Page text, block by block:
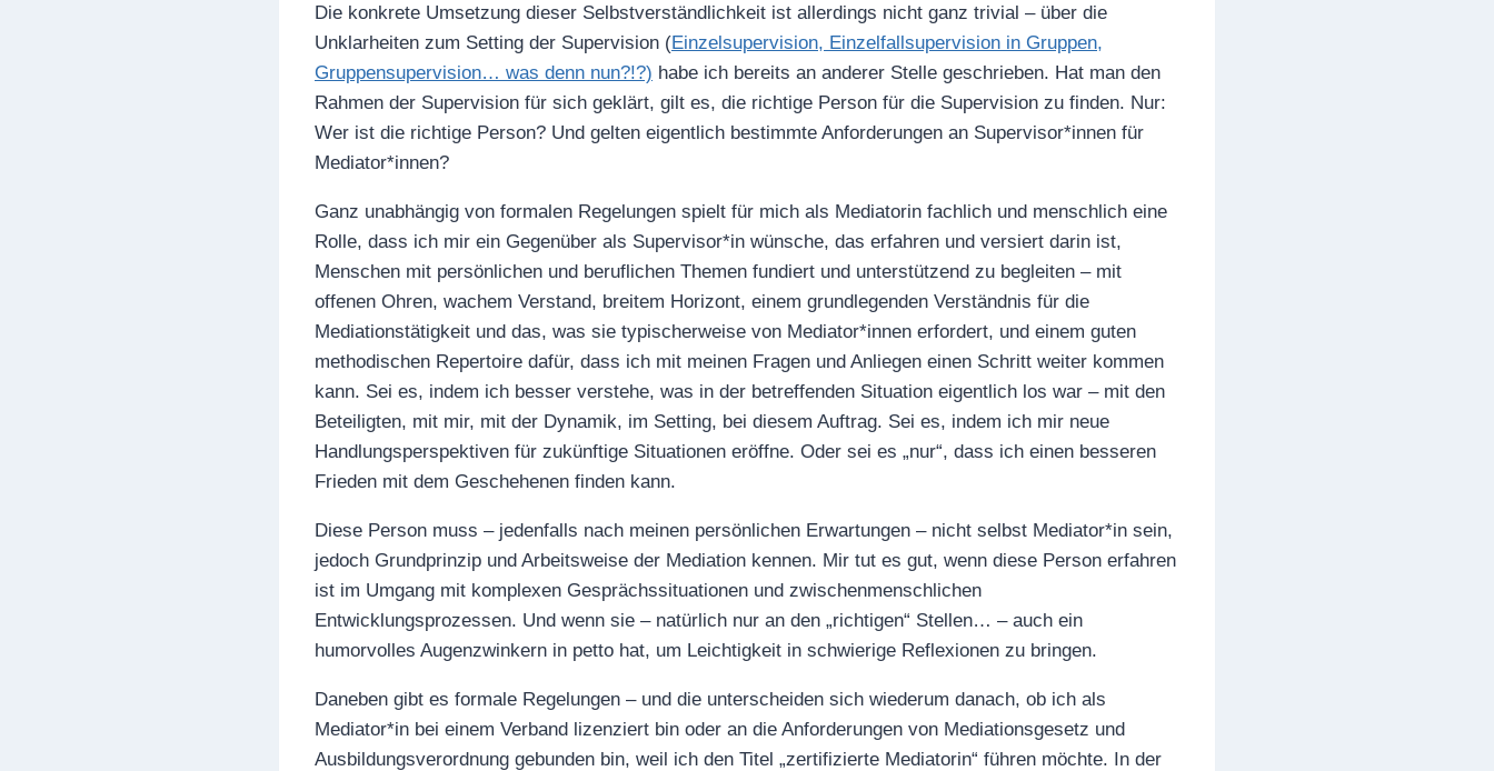
Die konkrete Umsetzung dieser Selbstverständlichkeit ist allerdings nicht ganz trivial – über die
Unklarheiten zum Setting der Supervision (Einzelsupervision, Einzelfallsupervision in Gruppen,
Gruppensupervision… was denn nun?!?) habe ich bereits an anderer Stelle geschrieben. Hat man den
Rahmen der Supervision für sich geklärt, gilt es, die richtige Person für die Supervision zu finden. Nur:
Wer ist die richtige Person? Und gelten eigentlich bestimmte Anforderungen an Supervisor*innen für
Mediator*innen?
Ganz unabhängig von formalen Regelungen spielt für mich als Mediatorin fachlich und menschlich eine
Rolle, dass ich mir ein Gegenüber als Supervisor*in wünsche, das erfahren und versiert darin ist,
Menschen mit persönlichen und beruflichen Themen fundiert und unterstützend zu begleiten – mit
offenen Ohren, wachem Verstand, breitem Horizont, einem grundlegenden Verständnis für die
Mediationstätigkeit und das, was sie typischerweise von Mediator*innen erfordert, und einem guten
methodischen Repertoire dafür, dass ich mit meinen Fragen und Anliegen einen Schritt weiter kommen
kann. Sei es, indem ich besser verstehe, was in der betreffenden Situation eigentlich los war – mit den
Beteiligten, mit mir, mit der Dynamik, im Setting, bei diesem Auftrag. Sei es, indem ich mir neue
Handlungsperspektiven für zukünftige Situationen eröffne. Oder sei es „nur“, dass ich einen besseren
Frieden mit dem Geschehenen finden kann.
Diese Person muss – jedenfalls nach meinen persönlichen Erwartungen – nicht selbst Mediator*in sein,
jedoch Grundprinzip und Arbeitsweise der Mediation kennen. Mir tut es gut, wenn diese Person erfahren
ist im Umgang mit komplexen Gesprächssituationen und zwischenmenschlichen
Entwicklungsprozessen. Und wenn sie – natürlich nur an den „richtigen“ Stellen… – auch ein
humorvolles Augenzwinkern in petto hat, um Leichtigkeit in schwierige Reflexionen zu bringen.
Daneben gibt es formale Regelungen – und die unterscheiden sich wiederum danach, ob ich als
Mediator*in bei einem Verband lizenziert bin oder an die Anforderungen von Mediationsgesetz und
Ausbildungsverordnung gebunden bin, weil ich den Titel „zertifizierte Mediatorin“ führen möchte. In der